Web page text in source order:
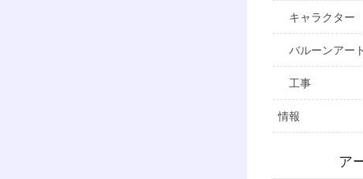
キャラクター
バルーンアート
工事
情報
ア